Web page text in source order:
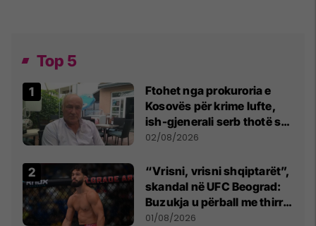
Top 5
Ftohet nga prokuroria e
Kosovës për krime lufte,
ish-gjenerali serb thotë se
dikush e tradhtoi në
02/08/2026
“Vrisni, vrisni shqiptarët”,
skandal në UFC Beograd:
Buzukja u përball me thirrje
anti-shqiptare nga
01/08/2026